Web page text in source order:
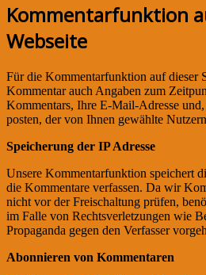
Kommentarfunktion
Webseite
Für die Kommentarfunktion auf dieser
Kommentar auch Angaben zum
Kommentars, Ihre E-Mail-Adresse
posten, der von Ihnen gewählte
Speicherung der IP Adresse
Unsere Kommentarfunktion speichert
die Kommentare verfassen. Da wir
nicht vor der Freischaltung prüfen,
im Falle von Rechtsverletzungen wie
Propaganda gegen den Verfasser
Abonnieren von Kommentaren